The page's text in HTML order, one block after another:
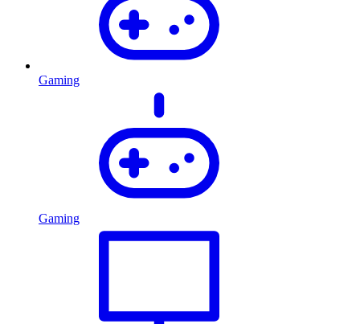
Gaming
Gaming